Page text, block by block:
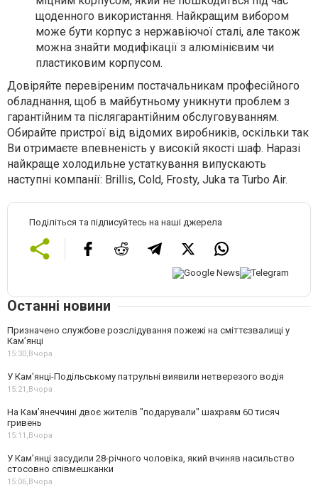
щоденного використання. Найкращим вибором
може бути корпус з нержавіючої сталі, але також
можна знайти модифікації з алюмінієвим чи
пластиковим корпусом.
Довіряйте перевіреним постачальникам професійного
обладнання, щоб в майбутньому уникнути проблем з
гарантійним та післягарантійним обслуговуванням.
Обирайте пристрої від відомих виробників, оскільки так
Ви отримаєте впевненість у високій якості шаф. Наразі
найкраще холодильне устаткування випускають
наступні компанії: Brillis, Cold, Frosty, Juka та Turbo Air.
Поділіться та підписуйтесь на наші джерела
Останні новини
Призначено службове розслідування пожежі на сміттєзвалищі у
Кам’янці
15:30,Вчора
У Кам’янці-Подільському патрульні виявили нетверезого водія
15:21,Вчора
На Камʼянеччині двоє жителів "подарували" шахраям 60 тисяч
гривень
15:11,Вчора
У Камʼянці засудили 28-річного чоловіка, який вчиняв насильство
стосовно співмешканки
15:06,Вчора